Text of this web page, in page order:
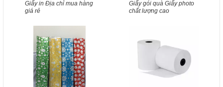
Giấy in Địa chỉ mua hàng
giá rẻ
Giấy gói quà Giấy photo
chất lượng cao